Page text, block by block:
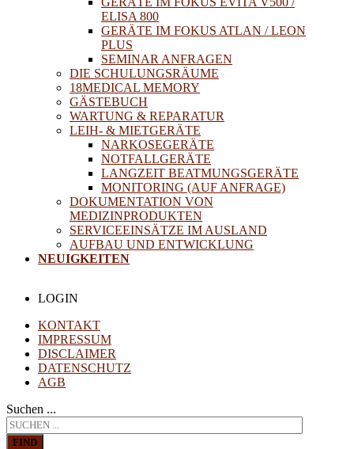
ELISA 800
GERÄTE IM FOKUS ATLAN / LEON
PLUS
SEMINAR ANFRAGEN
DIE SCHULUNGSRÄUME
18MEDICAL MEMORY
GÄSTEBUCH
WARTUNG & REPARATUR
LEIH- & MIETGERÄTE
NARKOSEGERÄTE
NOTFALLGERÄTE
LANGZEIT BEATMUNGSGERÄTE
MONITORING (AUF ANFRAGE)
DOKUMENTATION VON
MEDIZINPRODUKTEN
SERVICEEINSÄTZE IM AUSLAND
AUFBAU UND ENTWICKLUNG
NEUIGKEITEN
LOGIN
KONTAKT
IMPRESSUM
DISCLAIMER
DATENSCHUTZ
AGB
Suchen ...
FIND